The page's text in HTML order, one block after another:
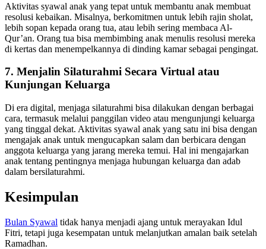
Aktivitas syawal anak yang tepat untuk membantu anak membuat
resolusi kebaikan. Misalnya, berkomitmen untuk lebih rajin sholat,
lebih sopan kepada orang tua, atau lebih sering membaca Al-
Qur’an. Orang tua bisa membimbing anak menulis resolusi mereka
di kertas dan menempelkannya di dinding kamar sebagai pengingat.
7. Menjalin Silaturahmi Secara Virtual atau
Kunjungan Keluarga
Di era digital, menjaga silaturahmi bisa dilakukan dengan berbagai
cara, termasuk melalui panggilan video atau mengunjungi keluarga
yang tinggal dekat. Aktivitas syawal anak yang satu ini bisa dengan
mengajak anak untuk mengucapkan salam dan berbicara dengan
anggota keluarga yang jarang mereka temui. Hal ini mengajarkan
anak tentang pentingnya menjaga hubungan keluarga dan adab
dalam bersilaturahmi.
Kesimpulan
Bulan Syawal tidak hanya menjadi ajang untuk merayakan Idul
Fitri, tetapi juga kesempatan untuk melanjutkan amalan baik setelah
Ramadhan.